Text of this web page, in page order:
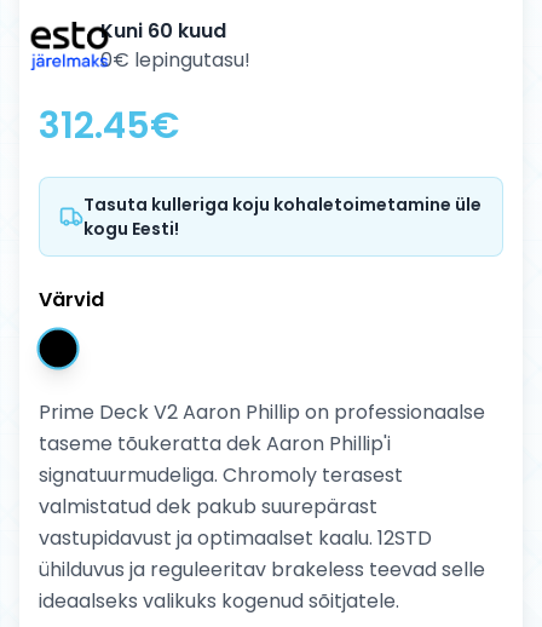
Kuni 60 kuud
0€ lepingutasu!
312.45€
Tasuta kulleriga koju kohaletoimetamine üle
kogu Eesti!
Värvid
Prime Deck V2 Aaron Phillip on professionaalse
taseme tõukeratta dek Aaron Phillip'i
signatuurmudeliga. Chromoly terasest
valmistatud dek pakub suurepärast
vastupidavust ja optimaalset kaalu. 12STD
ühilduvus ja reguleeritav brakeless teevad selle
ideaalseks valikuks kogenud sõitjatele.